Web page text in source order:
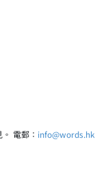
電郵： info@words.hk